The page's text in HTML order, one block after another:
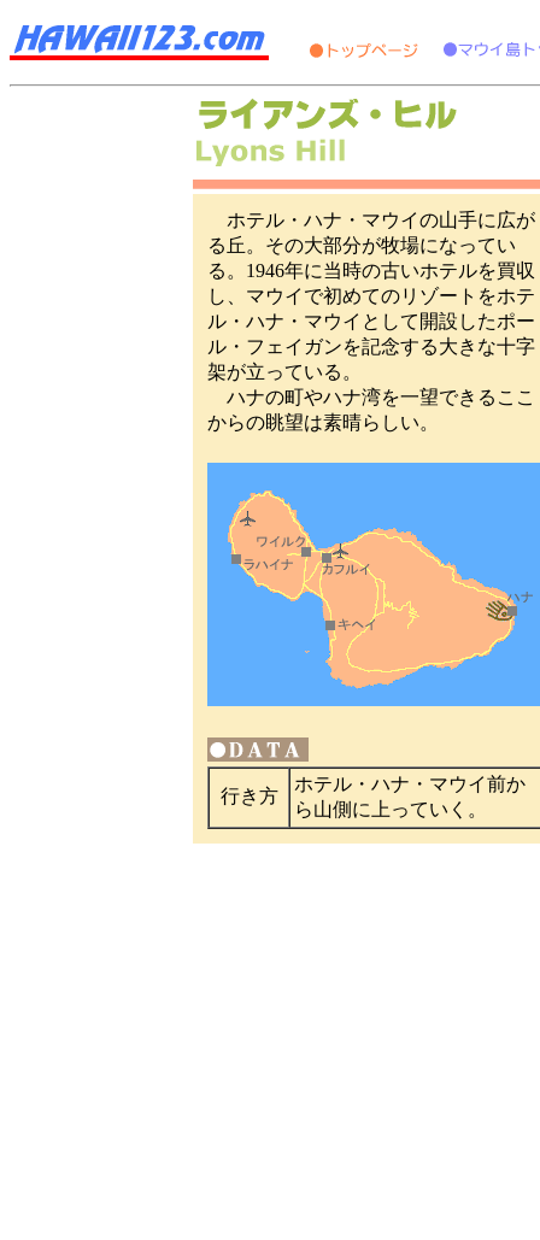
ホテル・ハナ・マウイの山手に広が
る丘。その大部分が牧場になってい
る。1946年に当時の古いホテルを買収
し、マウイで初めてのリゾートをホテ
ル・ハナ・マウイとして開設したポー
ル・フェイガンを記念する大きな十字
架が立っている。
ハナの町やハナ湾を一望できるここ
からの眺望は素晴らしい。
行き方
ホテル・ハナ・マウイ前か
ら山側に上っていく。